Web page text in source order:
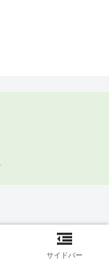
サイドバー